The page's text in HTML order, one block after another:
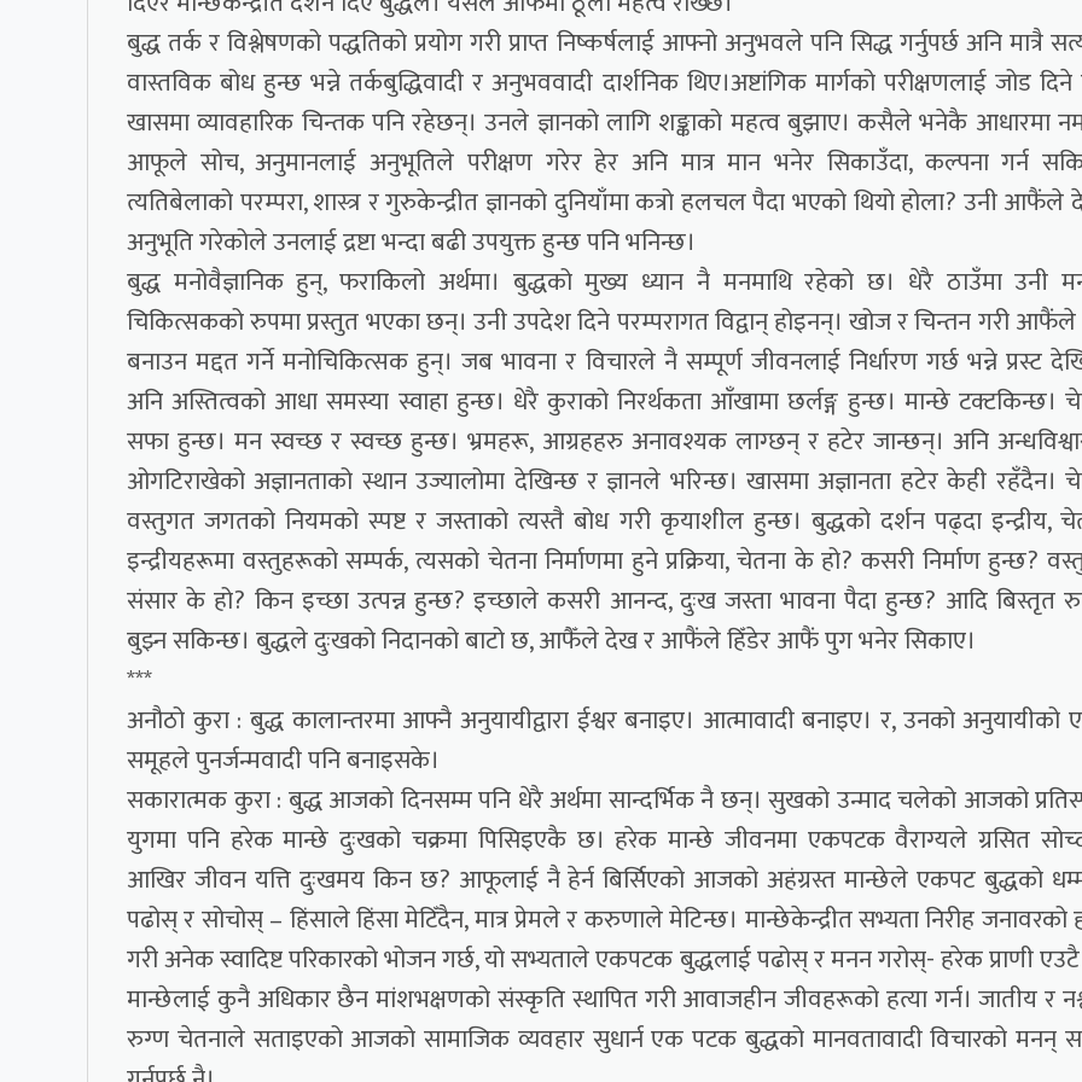
बुद्ध तर्क र विश्लेषणको पद्धतिको प्रयोग गरी प्राप्त निष्कर्षलाई आफ्नो अनुभवले पनि सिद्ध गर्नुपर्छ अनि मात्रै
वास्तविक बोध हुन्छ भन्ने तर्कबुद्धिवादी र अनुभववादी दार्शनिक थिए।अष्टांगिक मार्गको परीक्षणलाई जोड दिने
खासमा व्यावहारिक चिन्तक पनि रहेछन्। उनले ज्ञानको लागि शङ्काको महत्व बुझाए। कसैले भनेकै आधारमा
आफूले सोच, अनुमानलाई अनुभूतिले परीक्षण गरेर हेर अनि मात्र मान भनेर सिकाउँदा, कल्पना गर्न
त्यतिबेलाको परम्परा, शास्त्र र गुरुकेन्द्रीत ज्ञानको दुनियाँमा कत्रो हलचल पैदा भएको थियो होला? उनी आफैंले
अनुभूति गरेकोले उनलाई द्रष्टा भन्दा बढी उपयुक्त हुन्छ पनि भनिन्छ।
बुद्ध मनोवैज्ञानिक हुन्, फराकिलो अर्थमा। बुद्धको मुख्य ध्यान नै मनमाथि रहेको छ। धेरै ठाउँमा उनी
चिकित्सकको रुपमा प्रस्तुत भएका छन्। उनी उपदेश दिने परम्परागत विद्वान् होइनन्। खोज र चिन्तन गरी आफैंले
बनाउन मद्दत गर्ने मनोचिकित्सक हुन्। जब भावना र विचारले नै सम्पूर्ण जीवनलाई निर्धारण गर्छ भन्ने प्रस्ट
अनि अस्तित्वको आधा समस्या स्वाहा हुन्छ। धेरै कुराको निरर्थकता आँखामा छर्लङ्ग हुन्छ। मान्छे टक्टकिन्छ।
सफा हुन्छ। मन स्वच्छ र स्वच्छ हुन्छ। भ्रमहरू, आग्रहहरु अनावश्यक लाग्छन् र हटेर जान्छन्। अनि
ओगटिराखेको अज्ञानताको स्थान उज्यालोमा देखिन्छ र ज्ञानले भरिन्छ। खासमा अज्ञानता हटेर केही रहँदैन।
वस्तुगत जगतको नियमको स्पष्ट र जस्ताको त्यस्तै बोध गरी कृयाशील हुन्छ। बुद्धको दर्शन पढ्दा इन्द्रीय,
इन्द्रीयहरूमा वस्तुहरूको सम्पर्क, त्यसको चेतना निर्माणमा हुने प्रक्रिया, चेतना के हो? कसरी निर्माण हुन्छ?
संसार के हो? किन इच्छा उत्पन्न हुन्छ? इच्छाले कसरी आनन्द, दुःख जस्ता भावना पैदा हुन्छ? आदि बिस्तृत
बुझ्न सकिन्छ। बुद्धले दुःखको निदानको बाटो छ, आफैँले देख र आफैंले हिँडेर आफैं पुग भनेर सिकाए।
***
अनौठो कुरा : बुद्ध कालान्तरमा आफ्नै अनुयायीद्वारा ईश्वर बनाइए। आत्मावादी बनाइए। र, उनको अनुयायीको
समूहले पुनर्जन्मवादी पनि बनाइसके।
सकारात्मक कुरा : बुद्ध आजको दिनसम्म पनि धेरै अर्थमा सान्दर्भिक नै छन्। सुखको उन्माद चलेको आजको
युगमा पनि हरेक मान्छे दुःखको चक्रमा पिसिइएकै छ। हरेक मान्छे जीवनमा एकपटक वैराग्यले ग्रसित
आखिर जीवन यत्ति दुःखमय किन छ? आफूलाई नै हेर्न बिर्सिएको आजको अहंग्रस्त मान्छेले एकपट बुद्धको
पढोस् र सोचोस् – हिंसाले हिंसा मेटिँदैन, मात्र प्रेमले र करुणाले मेटिन्छ। मान्छेकेन्द्रीत सभ्यता निरीह जनावरको
गरी अनेक स्वादिष्ट परिकारको भोजन गर्छ, यो सभ्यताले एकपटक बुद्धलाई पढोस् र मनन गरोस्- हरेक प्राणी एउटै
मान्छेलाई कुनै अधिकार छैन मांशभक्षणको संस्कृति स्थापित गरी आवाजहीन जीवहरूको हत्या गर्न। जातीय र
रुग्ण चेतनाले सताइएको आजको सामाजिक व्यवहार सुधार्न एक पटक बुद्धको मानवतावादी विचारको मनन्